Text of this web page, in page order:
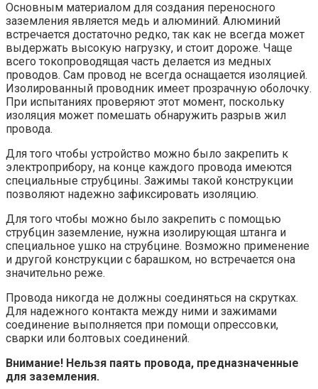
Основным материалом для создания переносного
заземления является медь и алюминий. Алюминий
встречается достаточно редко, так как не всегда может
выдержать высокую нагрузку, и стоит дороже. Чаще
всего токопроводящая часть делается из медных
проводов. Сам провод не всегда оснащается изоляцией.
Изолированный проводник имеет прозрачную оболочку.
При испытаниях проверяют этот момент, поскольку
изоляция может помешать обнаружить разрыв жил
провода.
Для того чтобы устройство можно было закрепить к
электроприбору, на конце каждого провода имеются
специальные струбцины. Зажимы такой конструкции
позволяют надежно зафиксировать изоляцию.
Для того чтобы можно было закрепить с помощью
струбцин заземление, нужна изолирующая штанга и
специальное ушко на струбцине. Возможно применение
и другой конструкции с барашком, но встречается она
значительно реже.
Провода никогда не должны соединяться на скрутках.
Для надежного контакта между ними и зажимами
соединение выполняется при помощи опрессовки,
сварки или болтовых соединений.
Внимание! Нельзя паять провода, предназначенные
для заземления.